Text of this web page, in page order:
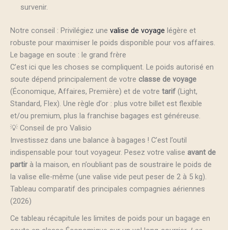
survenir.
Notre conseil : Privilégiez une valise de voyage légère et
robuste pour maximiser le poids disponible pour vos affaires.
Le bagage en soute : le grand frère
C’est ici que les choses se compliquent. Le poids autorisé en
soute dépend principalement de votre classe de voyage
(Économique, Affaires, Première) et de votre tarif (Light,
Standard, Flex). Une règle d’or : plus votre billet est flexible
et/ou premium, plus la franchise bagages est généreuse.
💡 Conseil de pro Valisio
Investissez dans une balance à bagages ! C’est l’outil
indispensable pour tout voyageur. Pesez votre valise avant de
partir à la maison, en n’oubliant pas de soustraire le poids de
la valise elle-même (une valise vide peut peser de 2 à 5 kg).
Tableau comparatif des principales compagnies aériennes
(2026)
Ce tableau récapitule les limites de poids pour un bagage en